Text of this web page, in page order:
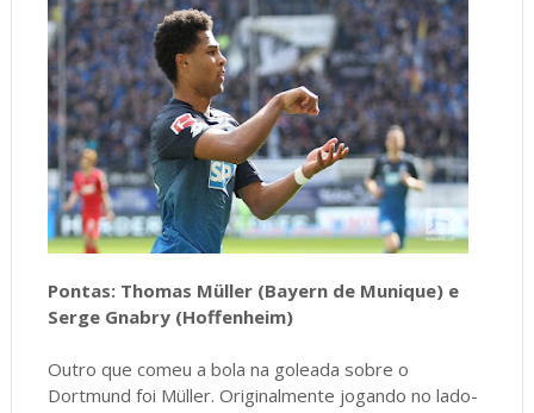
Pontas: Thomas Müller (Bayern de Munique) e
Serge Gnabry (Hoffenheim)
Outro que comeu a bola na goleada sobre o
Dortmund foi Müller. Originalmente jogando no lado-